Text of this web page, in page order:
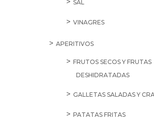
SAL
VINAGRES
APERITIVOS
FRUTOS SECOS Y FRUTAS
DESHIDRATADAS
GALLETAS SALADAS Y
PATATAS FRITAS